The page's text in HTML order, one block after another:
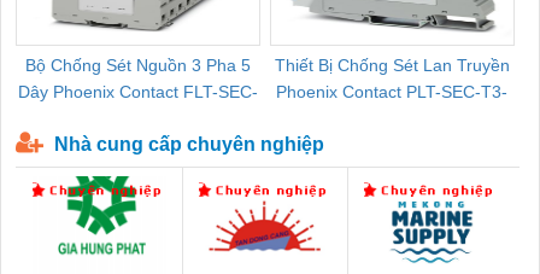
Bộ Chống Sét Nguồn 3 Pha 5
Dây Phoenix Contact FLT-SEC-
Thiết Bị Chống Sét Lan Truyền
Phoenix Contact PLT-SEC-T3-
Nhà cung cấp chuyên nghiệp